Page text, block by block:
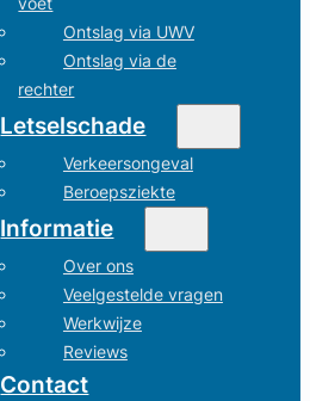
Ontslag via UWV
Ontslag via de
rechter
Letselschade
Verkeersongeval
Beroepsziekte
Informatie
Over ons
Veelgestelde vragen
Werkwijze
Reviews
Contact